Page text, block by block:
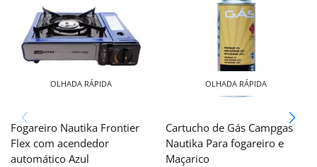
OLHADA RÁPIDA
Fogareiro Nautika Frontier
Flex com acendedor
automático Azul
OLHADA RÁPIDA
Cartucho de Gás Campgas
Nautika Para fogareiro e
Maçarico